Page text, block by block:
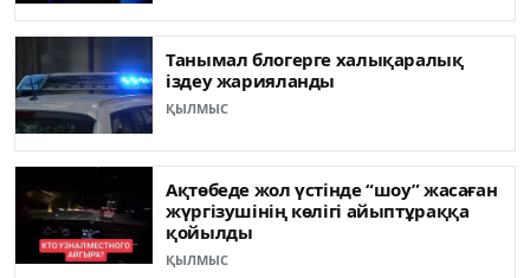
Танымал блогерге халықаралық
іздеу жарияланды
ҚЫЛМЫС
Ақтөбеде жол үстінде “шоу” жасаған
жүргізушінің көлігі айыптұраққа
қойылды
ҚЫЛМЫС